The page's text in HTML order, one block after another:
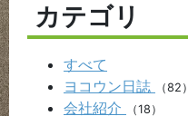
カテゴリ
すべて
ヨコウン日誌
（82）
会社紹介 （18）